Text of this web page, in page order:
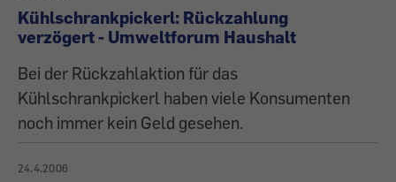
Kühlschrankpickerl: Rückzahlung
verzögert - Umweltforum Haushalt
Bei der Rückzahlaktion für das
Kühlschrankpickerl haben viele Konsumenten
noch immer kein Geld gesehen.
24.4.2006